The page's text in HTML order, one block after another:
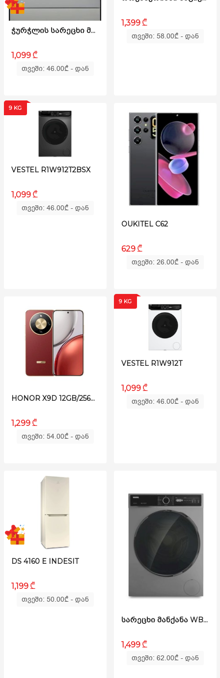
ᲭᲣᲠᲭᲚᲘᲡ ᲡᲐᲠᲔᲪᲮᲘ ᲛᲐᲜᲥᲐᲜᲐ ELENBERG DW-13EBG8GR
1,099 ₾
თვეში: 46.00₾- დან
1,399 ₾
თვეში: 58.00₾- დან
9 KG
VESTEL R1W912T2BSX
1,099 ₾
თვეში: 46.00₾- დან
OUKITEL C62
629 ₾
თვეში: 26.00₾- დან
HONOR X9D 12GB/256GB MIDNIGHT BLACK
1,299 ₾
თვეში: 54.00₾- დან
9 KG
VESTEL R1W912T
1,099 ₾
თვეში: 46.00₾- დან
DS 4160 E INDESIT
1,199 ₾
თვეში: 50.00₾- დან
ᲡᲐᲠᲔᲪᲮᲘ ᲛᲐᲜᲥᲐᲜᲐ WB1014T2 INVERTER+
1,499 ₾
თვეში: 62.00₾- დან